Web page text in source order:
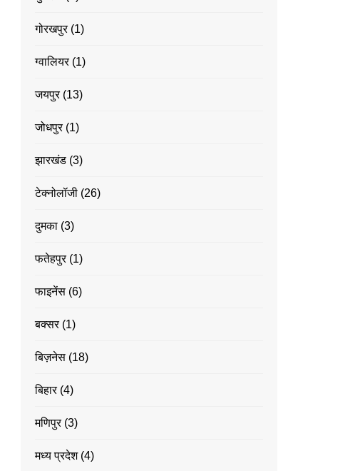
गोरखपुर(1)
ग्वालियर(1)
जयपुर(13)
जोधपुर(1)
झारखंड (3)
टेक्नोलॉजी (26)
दुमका (3)
फतेहपुर(1)
फाइनेंस (6)
बक्सर(1)
बिज़नेस (18)
बिहार(4)
मणिपुर(3)
मध्य प्रदेश(4)